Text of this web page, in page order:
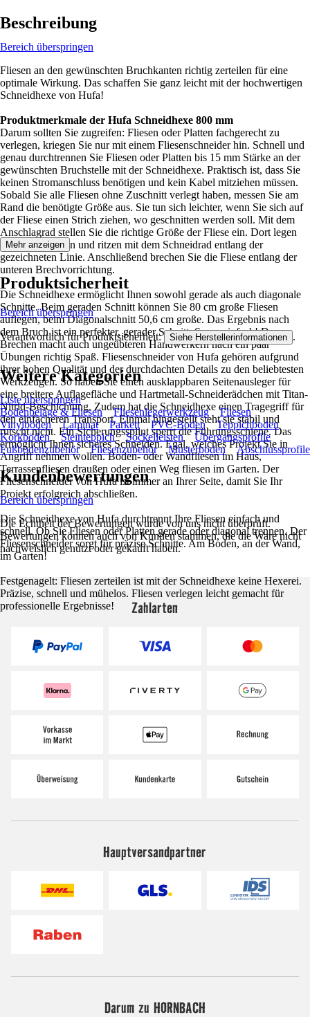
Beschreibung
Bereich überspringen
Fliesen an den gewünschten Bruchkanten richtig zerteilen für eine
optimale Wirkung. Das schaffen Sie ganz leicht mit der hochwertigen
Schneidhexe von Hufa!
Produktmerkmale der Hufa Schneidhexe 800 mm
Darum sollten Sie zugreifen: Fliesen oder Platten fachgerecht zu
verlegen, kriegen Sie nur mit einem Fliesenschneider hin. Schnell und
genau durchtrennen Sie Fliesen oder Platten bis 15 mm Stärke an der
gewünschten Bruchstelle mit der Schneidhexe. Praktisch ist, dass Sie
keinen Stromanschluss benötigen und kein Kabel mitziehen müssen.
Sobald Sie alle Fliesen ohne Zuschnitt verlegt haben, messen Sie am
Rand die benötigte Größe aus. Sie tun sich leichter, wenn Sie sich auf
der Fliese einen Strich ziehen, wo geschnitten werden soll. Mit dem
Anschlagrad stellen Sie die richtige Größe der Fliese ein. Dort legen
Sie Ihre Fliese an und ritzen mit dem Schneidrad entlang der
gezeichneten Linie. Anschließend brechen Sie die Fliese entlang der
unteren Brechvorrichtung.
Die Schneidhexe ermöglicht Ihnen sowohl gerade als auch diagonale
Schnitte. Beim geraden Schnitt können Sie 80 cm große Fliesen
auflegen, beim Diagonalschnitt 50,6 cm große. Das Ergebnis nach
dem Bruch ist ein perfekter, gerader Schnitt. Super einfach! Das
Brechen macht auch ungeübteren Handwerkern nach ein paar
Übungen richtig Spaß. Fliesenschneider von Hufa gehören aufgrund
ihrer hohen Qualität und der durchdachten Details zu den beliebtesten
Werkzeugen. So haben Sie einen ausklappbaren Seitenausleger für
eine breitere Auflagefläche und Hartmetall-Schneiderädchen mit Titan-
Nitrid-Beschichtung. Zudem hat die Schneidhexe einen Tragegriff für
den einfacheren Transport. Einmal hingestellt steht sie stabil und
rutscht nicht. Ein Sicherungssplint sperrt die Führungsschiene. Das
ermöglicht Ihnen sicheres Schneiden. Egal, welches Projekt Sie in
Angriff nehmen wollen. Boden- oder Wandfliesen im Haus,
Terrassenfliesen draußen oder einen Weg fliesen im Garten. Der
Fliesenschneider von Hufa ist immer an Ihrer Seite, damit Sie Ihr
Projekt erfolgreich abschließen.
Die Schneidhexe von Hufa durchtrennt Ihre Fliesen einfach und
schnell. Ob Sie Fliesen oder Platten gerade oder diagonal trennen. Der
Fliesenschneider sorgt für präzise Schnitte. Am Boden, an der Wand,
im Garten!
Festgenagelt: Fliesen zerteilen ist mit der Schneidhexe keine Hexerei.
Präzise, schnell und mühelos. Fliesen verlegen leicht gemacht für
professionelle Ergebnisse!
Mehr anzeigen
Produktsicherheit
Bereich überspringen
Verantwortlich für Produktsicherheit: Siehe Herstellerinformationen .
Weitere Kategorien
Liste überspringen
Bodenbeläge & Fliesen
Fliesenlegerwerkzeug
Fliesen
Vinylböden
Laminat Parkett PVC-Boden
Teppichboden
Korkböden
Steinteppich Sockelleisten
Übergangsprofile
Fußbodenzubehör
Fliesenzubehör Musterböden Abschlussprofile
Kundenbewertungen
Bereich überspringen
Die Echtheit der Bewertungen wurde von uns nicht überprüft.
Bewertungen können auch von Kunden stammen, die die Ware nicht
nachweislich genutzt oder gekauft haben.
Zahlarten
Hauptversandpartner
Darum zu HORNBACH